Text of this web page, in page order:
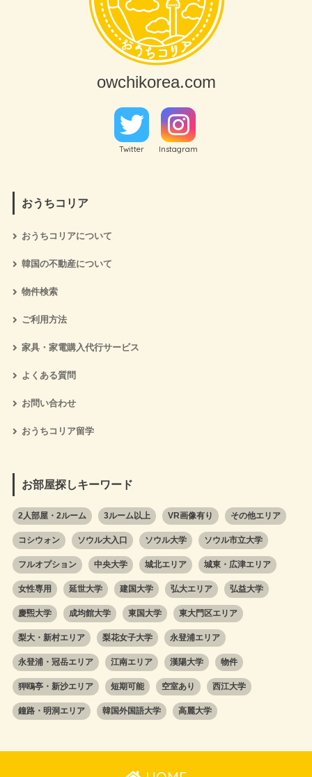
owchikorea.com
Twitter Instagram
おうちコリア
おうちコリアについて
韓国の不動産について
物件検索
ご利用方法
家具・家電購入代行サービス
よくある質問
お問い合わせ
おうちコリア留学
お部屋探しキーワード
2人部屋・2ルーム 3ルーム以上 VR画像有り その他エリア
コシウォン ソウル大入口 ソウル大学 ソウル市立大学
フルオプション 中央大学 城北エリア 城東・広津エリア
女性専用 延世大学 建国大学 弘大エリア 弘益大学
慶煕大学 成均館大学 東国大学 東大門区エリア
梨大・新村エリア 梨花女子大学 永登浦エリア
永登浦・冠岳エリア 江南エリア 漢陽大学 物件
狎鴎亭・新沙エリア 短期可能 空室あり 西江大学
鐘路・明洞エリア 韓国外国語大学 高麗大学